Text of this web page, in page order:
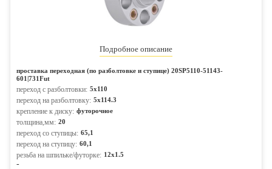
Подробное описание
проставка переходная (по разболтовке и ступице) 20SP5110-51143-
601|731Fut
переход с разболтовки: 5x110
переход на разболтовку: 5x114.3
крепление к диску: футорочное
толщина,мм: 20
переход со ступицы: 65,1
переход на ступицу: 60,1
резьба на шпильке/футорке: 12x1.5
-